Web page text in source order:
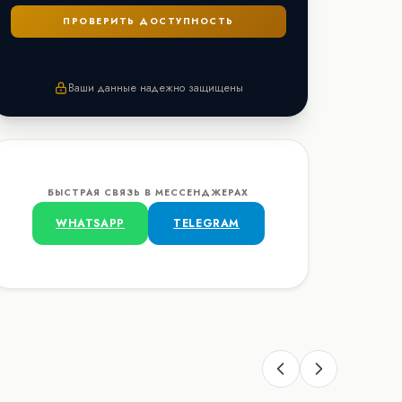
Ваши данные надежно защищены
БЫСТРАЯ СВЯЗЬ В МЕССЕНДЖЕРАХ
WHATSAPP TELEGRAM